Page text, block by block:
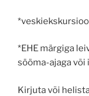
*EHE märgiga
sööma-ajaga või
Kirjuta või